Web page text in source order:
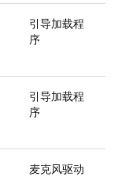
引导加载程
序
引导加载程
序
麦克风驱动